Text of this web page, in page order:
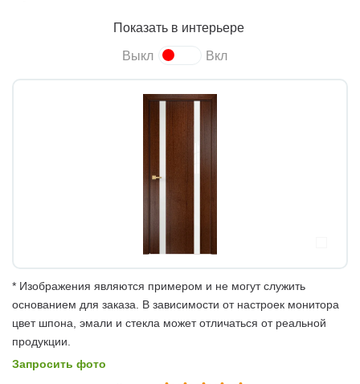
Показать в интерьере
Выкл Вкл
* Изображения являются примером и не могут служить
основанием для заказа. В зависимости от настроек монитора
цвет шпона, эмали и стекла может отличаться от реальной
продукции.
Запросить фото